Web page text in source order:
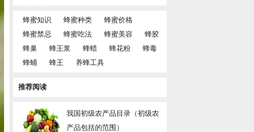
蜂蜜知识 蜂蜜种类
蜂蜜价格
蜂蜜禁忌
蜂蜜吃法 蜂蜜美容
蜂胶
蜂巢
蜂王浆 蜂蜡 蜂花粉
蜂毒
蜂蛹
蜂王 养蜂工具
推荐阅读
我国初级农产品目录（初级农
产品包括的范围）